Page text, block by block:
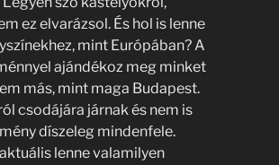
ez elvarázsol. És hol is lenne
mint Európában? A
ajándékoz meg minket
más, mint maga Budapest.
csodájára járnak és nem is
díszeleg mindenfele.
lenne valamilyen